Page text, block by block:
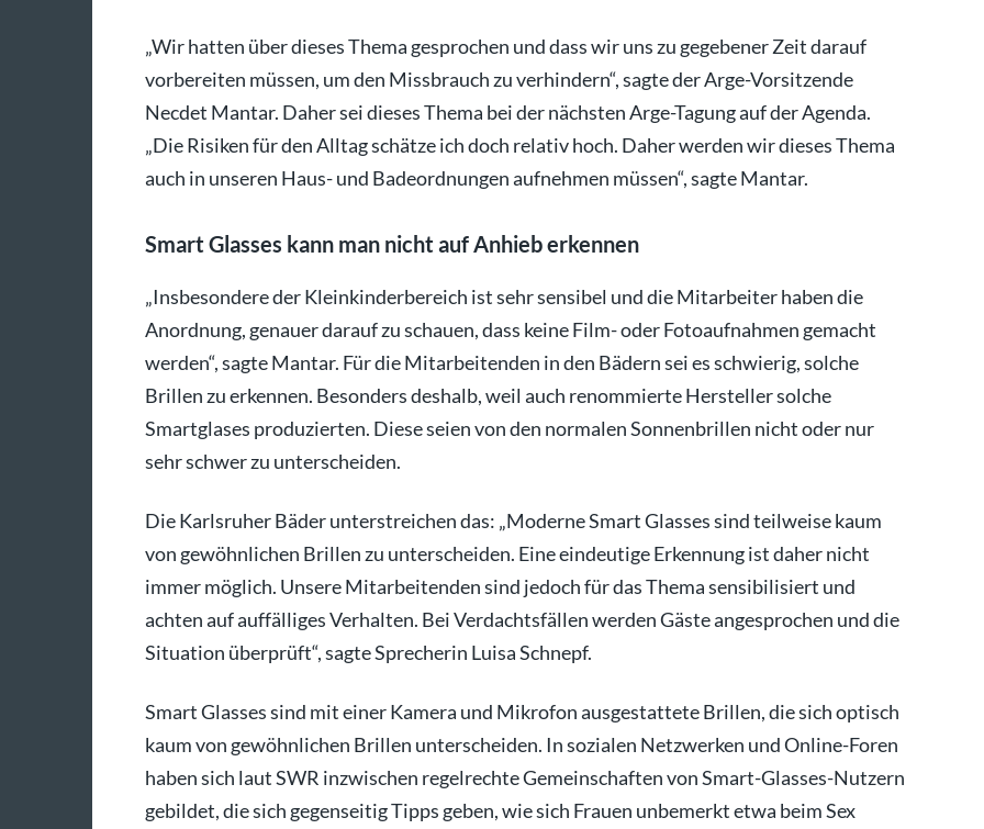
„Wir hatten über dieses Thema gesprochen und dass wir uns zu gegebener Zeit darauf
vorbereiten müssen, um den Missbrauch zu verhindern“, sagte der Arge-Vorsitzende
Necdet Mantar. Daher sei dieses Thema bei der nächsten Arge-Tagung auf der Agenda.
„Die Risiken für den Alltag schätze ich doch relativ hoch. Daher werden wir dieses Thema
auch in unseren Haus- und Badeordnungen aufnehmen müssen“, sagte Mantar.
Smart Glasses kann man nicht auf Anhieb erkennen
„Insbesondere der Kleinkinderbereich ist sehr sensibel und die Mitarbeiter haben die
Anordnung, genauer darauf zu schauen, dass keine Film- oder Fotoaufnahmen gemacht
werden“, sagte Mantar. Für die Mitarbeitenden in den Bädern sei es schwierig, solche
Brillen zu erkennen. Besonders deshalb, weil auch renommierte Hersteller solche
Smartglases produzierten. Diese seien von den normalen Sonnenbrillen nicht oder nur
sehr schwer zu unterscheiden.
Die Karlsruher Bäder unterstreichen das: „Moderne Smart Glasses sind teilweise kaum
von gewöhnlichen Brillen zu unterscheiden. Eine eindeutige Erkennung ist daher nicht
immer möglich. Unsere Mitarbeitenden sind jedoch für das Thema sensibilisiert und
achten auf auffälliges Verhalten. Bei Verdachtsfällen werden Gäste angesprochen und die
Situation überprüft“, sagte Sprecherin Luisa Schnepf.
Smart Glasses sind mit einer Kamera und Mikrofon ausgestattete Brillen, die sich optisch
kaum von gewöhnlichen Brillen unterscheiden. In sozialen Netzwerken und Online-Foren
haben sich laut SWR inzwischen regelrechte Gemeinschaften von Smart-Glasses-Nutzern
gebildet, die sich gegenseitig Tipps geben, wie sich Frauen unbemerkt etwa beim Sex